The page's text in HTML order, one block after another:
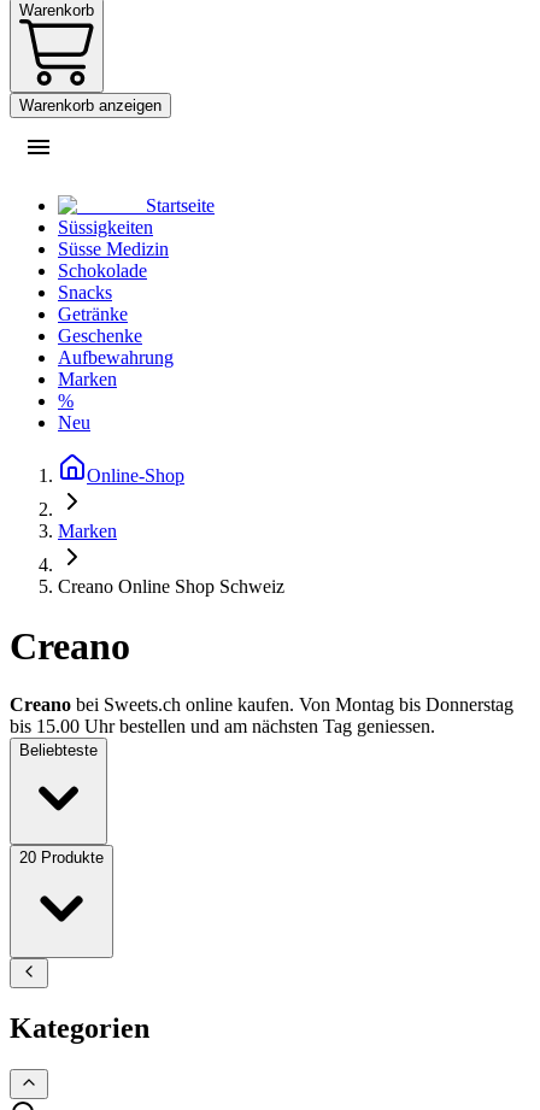
Warenkorb
Warenkorb anzeigen
Startseite
Süssigkeiten
Süsse Medizin
Schokolade
Snacks
Getränke
Geschenke
Aufbewahrung
Marken
%
Neu
Online-Shop
Marken
Creano Online Shop Schweiz
Creano
Creano bei Sweets.ch online kaufen. Von Montag bis Donnerstag
bis 15.00 Uhr bestellen und am nächsten Tag geniessen.
Beliebteste
20 Produkte
Kategorien